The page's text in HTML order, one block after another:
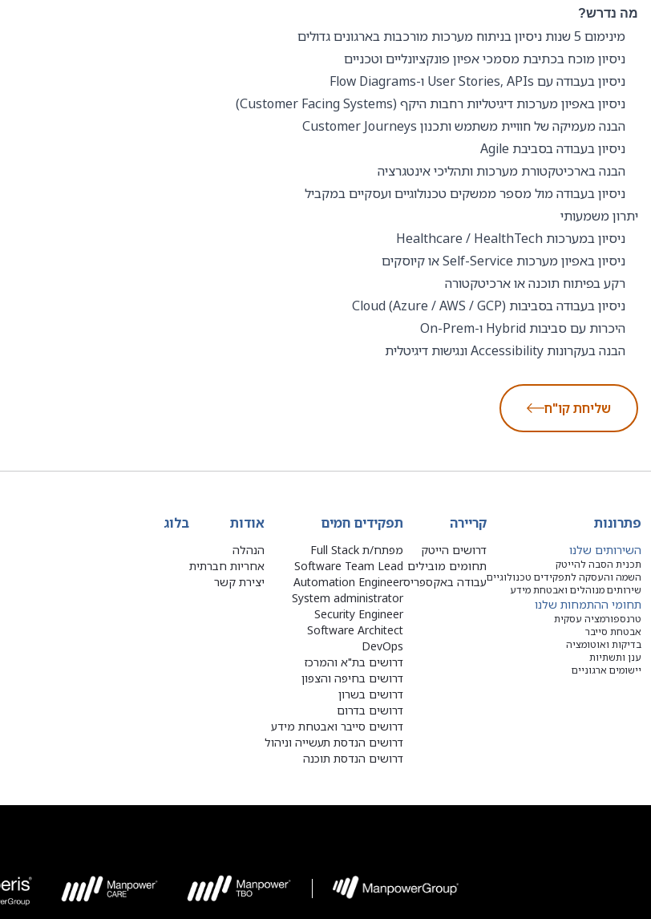
מה נדרש?
מינימום 5 שנות ניסיון בניתוח מערכות מורכבות בארגונים גדולים
ניסיון מוכח בכתיבת מסמכי אפיון פונקציונליים וטכניים
ניסיון בעבודה עם User Stories, APIs ו-Flow Diagrams
ניסיון באפיון מערכות דיגיטליות רחבות היקף (Customer Facing Systems)
הבנה מעמיקה של חוויית משתמש ותכנון Customer Journeys
ניסיון בעבודה בסביבת Agile
הבנה בארכיטקטורת מערכות ותהליכי אינטגרציה
ניסיון בעבודה מול מספר ממשקים טכנולוגיים ועסקיים במקביל
יתרון משמעותי
ניסיון במערכות Healthcare / HealthTech
ניסיון באפיון מערכות Self-Service או קיוסקים
רקע בפיתוח תוכנה או ארכיטקטורה
ניסיון בעבודה בסביבות Cloud (Azure / AWS / GCP)
היכרות עם סביבות Hybrid ו-On-Prem
הבנה בעקרונות Accessibility ונגישות דיגיטלית
שליחת קו"ח
פתרונות
השירותים שלנו
תכנית הסבה להייטק
השמה והעסקה לתפקידים טכנולוגיים
שירותים מנוהלים ואבטחת מידע
תחומי ההתמחות שלנו
טרנספורמציה עסקית
אבטחת סייבר
בדיקות ואוטומציה
ענן ותשתיות
יישומים ארגוניים
קריירה
דרושים הייטק
תחומים מובילים
עבודה באקספריס
תפקידים חמים
מפתח/ת Full Stack
Software Team Lead
Automation Engineer
System administrator
Security Engineer
Software Architect
DevOps
דרושים בת"א והמרכז
דרושים בחיפה והצפון
דרושים בשרון
דרושים בדרום
דרושים סייבר ואבטחת מידע
דרושים הנדסת תעשייה וניהול
דרושים הנדסת תוכנה
אודות
הנהלה
אחריות חברתית
יצירת קשר
בלוג